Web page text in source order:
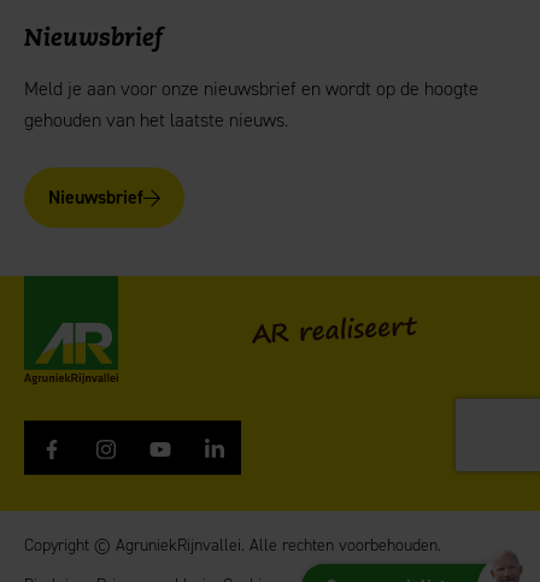
Nieuwsbrief
Meld je aan voor onze nieuwsbrief en wordt op de hoogte
gehouden van het laatste nieuws.
Nieuwsbrief
AR realiseert
Copyright © AgruniekRijnvallei. Alle rechten voorbehouden.